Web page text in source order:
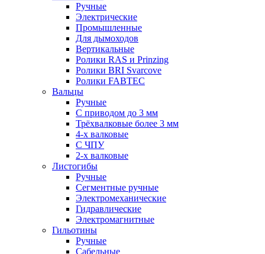
Ручные
Электрические
Промышленные
Для дымоходов
Вертикальные
Ролики RAS и Prinzing
Ролики BRI Svarcove
Ролики FABTEC
Вальцы
Ручные
С приводом до 3 мм
Трёхвалковые более 3 мм
4-х валковые
С ЧПУ
2-х валковые
Листогибы
Ручные
Сегментные ручные
Электромеханические
Гидравлические
Электромагнитные
Гильотины
Ручные
Сабельные